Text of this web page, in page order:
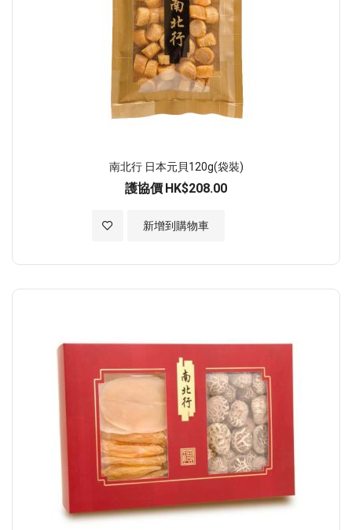
南北行 日本元貝120g(袋裝)
護協價 HK$208.00
新增到購物車
加入至願望清單